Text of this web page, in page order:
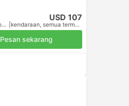
USD 107
Termasuk pajak kendaraan, semua termasuk.
Pesan sekarang